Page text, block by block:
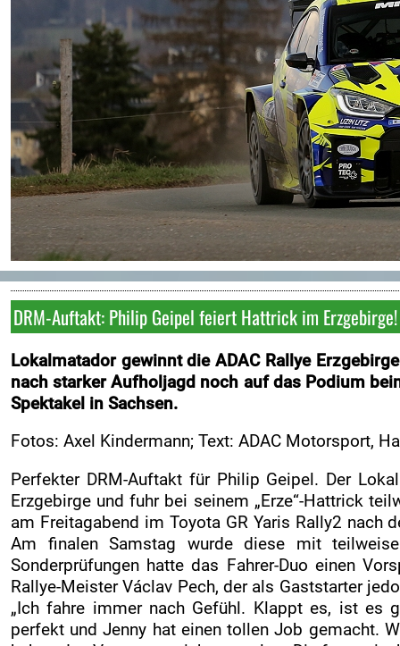
Historic
Diverses
FOTOS
Fotoarchiv
VIDEOS
Videoarchiv
KONTAKT
Kontakt
Impressum
ORM
ARC
DRM-Auftakt: Philip Geipel feiert Hattrick im Erzgebirge!
Lokalmatador gewinnt die ADAC Rallye
nach starker Aufholjagd noch auf das Podium
Spektakel in Sachsen.
Fotos: Axel Kindermann; Text: ADAC Motorsport,
Perfekter DRM-Auftakt für Philip Geipel. Der
Erzgebirge und fuhr bei seinem „Erze“-Hattrick
am Freitagabend im Toyota GR Yaris Rally2 nach
Am finalen Samstag wurde diese mit
Sonderprüfungen hatte das Fahrer-Duo einen
Rallye-Meister Václav Pech, der als Gaststarter
„Ich fahre immer nach Gefühl. Klappt es, ist es
perfekt und Jenny hat einen tollen Job gemacht.